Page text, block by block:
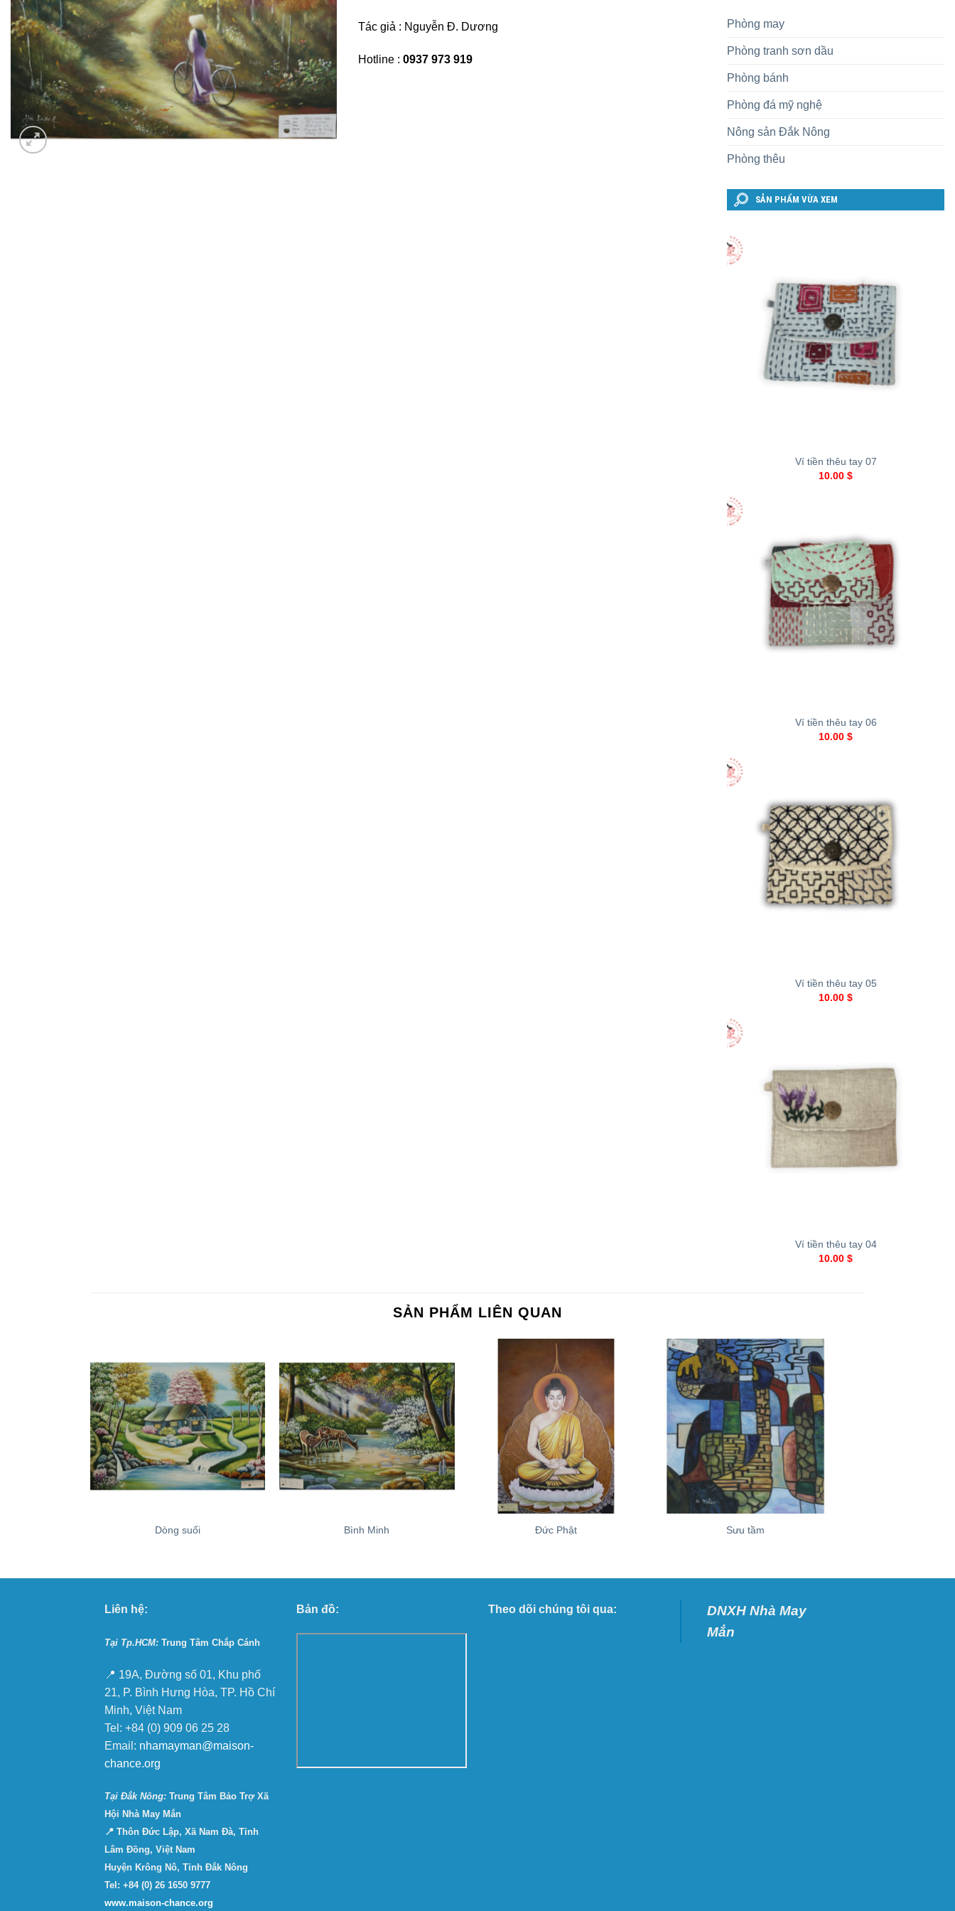
Tác giả : Nguyễn Đ. Dương
Hotline : 0937 973 919
Phòng may
Phòng tranh sơn dầu
Phòng bánh
Phòng đá mỹ nghệ
Nông sản Đắk Nông
Phòng thêu
SẢN PHẨM VỪA XEM
Ví tiền thêu tay 07
10.00 $
Ví tiền thêu tay 06
10.00 $
Ví tiền thêu tay 05
10.00 $
Ví tiền thêu tay 04
10.00 $
SẢN PHẨM LIÊN QUAN
Dòng suối Bình Minh Đức Phật Sưu tầm
Liên hệ:
Tại Tp.HCM: Trung Tâm Chắp Cánh
📍 19A, Đường số 01, Khu phố
21, P. Bình Hưng Hòa, TP. Hồ Chí
Minh, Việt Nam
Tel: +84 (0) 909 06 25 28
Email: nhamayman@maison-
chance.org
Tại Ðắk Nông: Trung Tâm Bảo Trợ Xã
Hội Nhà May Mắn
📍 Thôn Đức Lập, Xã Nam Đà, Tỉnh
Lâm Đồng, Việt Nam
Huyện Krông Nô, Tỉnh Đắk Nông
Tel: +84 (0) 26 1650 9777
www.maison-chance.org
Bản đồ: Theo dõi chúng tôi qua:
DNXH Nhà May
Mắn